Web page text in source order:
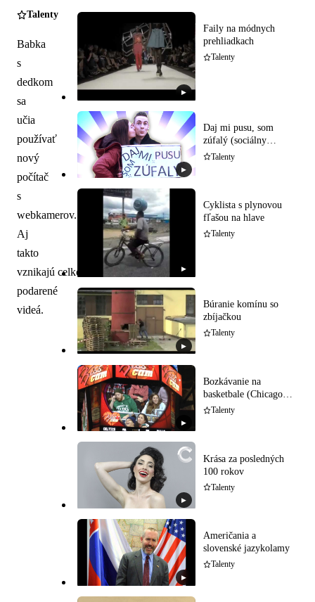
Talenty
Babka
s
dedkom
sa
učia
používať
nový
počítač
s
webkamerov.
Aj
takto
vznikajú celkom
podarené
videá.
▶
Faily na módnych
prehliadkach
Talenty
▶
Daj mi pusu, som
zúfalý (sociálny
experiment)
Talenty
▶
Cyklista s plynovou
fľašou na hlave
Talenty
▶
Búranie komínu so
zbíjačkou
Talenty
▶
Bozkávanie na
basketbale (Chicago
Bulls)
Talenty
▶
Krása za posledných
100 rokov
Talenty
▶
Američania a
slovenské jazykolamy
Talenty